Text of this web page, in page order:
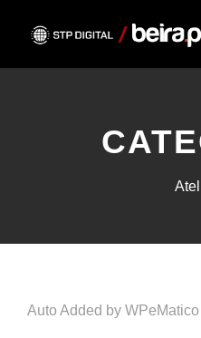
Auto Added by WPeMatico